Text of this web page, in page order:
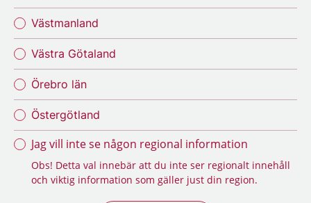
Västmanland
Västra Götaland
Örebro län
Östergötland
Jag vill inte se någon regional information
Obs! Detta val innebär att du inte ser regionalt innehåll
och viktig information som gäller just din region.